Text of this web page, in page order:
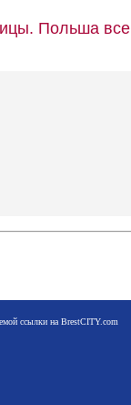
Польша все
ссылки на BrestCITY.com